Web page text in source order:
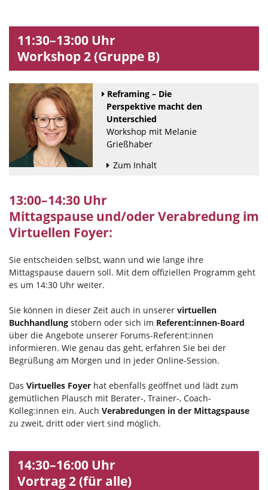
11:30–13:00 Uhr
Workshop 2 (Gruppe B)
Reframing – Die
Perspektive macht den
Unterschied
Workshop mit Melanie
Grießhaber
Zum Inhalt
13:00–14:30 Uhr
Mittagspause und/oder Verabredung im
Virtuellen Foyer:
Sie entscheiden selbst, wann und wie lange ihre
Mittagspause dauern soll. Mit dem offiziellen Programm geht
es um 14:30 Uhr weiter.
Sie können in dieser Zeit auch in unserer virtuellen
Buchhandlung stöbern oder sich im Referent:innen-Board
über die Angebote unserer Forums-Referent:innen
informieren. Wie genau das geht, erfahren Sie bei der
Begrüßung am Morgen und in jeder Online-Session.
Das Virtuelles Foyer hat ebenfalls geöffnet und lädt zum
gemütlichen Plausch mit Berater-, Trainer-, Coach-
Kolleg:innen ein. Auch Verabredungen in der Mittagspause
zu zweit, dritt oder viert sind möglich.
14:30–16:00 Uhr
Vortrag 2 (für alle)